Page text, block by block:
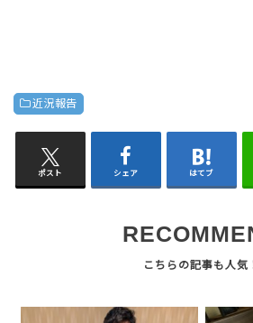
近況報告
ポスト シェア はてブ